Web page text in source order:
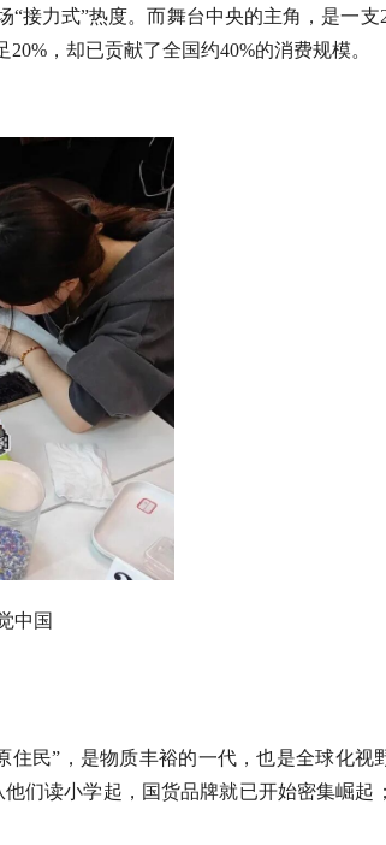
接力式”热度。而舞台中央的主角，是一支
，却已贡献了全国约40%的消费规模。
中国
民”，是物质丰裕的一代，也是全球化视
们读小学起，国货品牌就已开始密集崛起